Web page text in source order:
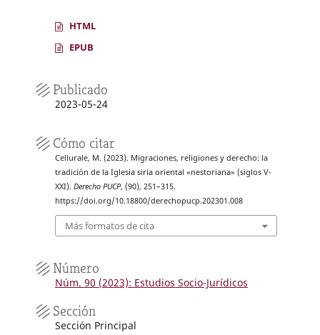
HTML
EPUB
Publicado
2023-05-24
Cómo citar
Cellurale, M. (2023). Migraciones, religiones y derecho: la
tradición de la Iglesia siria oriental «nestoriana» (siglos V-
XXI). Derecho PUCP, (90), 251–315.
https://doi.org/10.18800/derechopucp.202301.008
Más formatos de cita
Número
Núm. 90 (2023): Estudios Socio-Jurídicos
Sección
Sección Principal